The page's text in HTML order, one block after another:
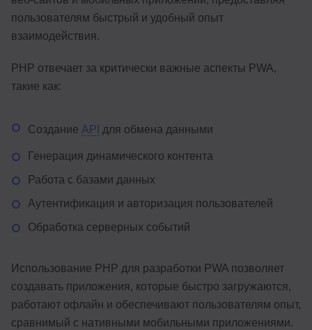
пользователям быстрый и удобный опыт
взаимодействия.
PHP отвечает за критически важные аспекты PWA,
такие как:
Создание API для обмена данными
Генерация динамического контента
Работа с базами данных
Аутентификация и авторизация пользователей
Обработка серверных событий
Использование PHP для разработки PWA позволяет
создавать приложения, которые быстро загружаются,
работают офлайн и обеспечивают пользователям опыт,
сравнимый с нативными мобильными приложениями.